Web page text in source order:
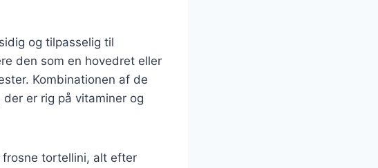
og tilpasselig til
den som en hovedret eller
Kombinationen af de
er rig på vitaminer og
tortellini, alt efter